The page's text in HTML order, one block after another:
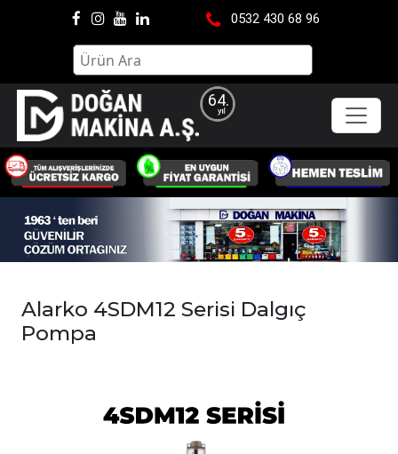
0532 430 68 96
64.
Alarko 4SDM12 Serisi Dalgıç
Pompa